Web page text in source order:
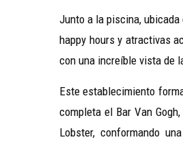
Junto a la piscina,
happy hours y atractivas
con una increíble vista de
Este establecimiento
completa el Bar Van
Lobster, conformando